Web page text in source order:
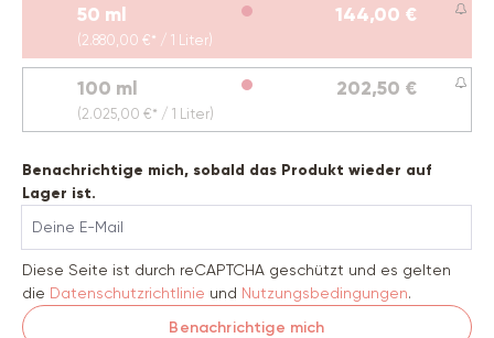
50 ml
(2.880,00 €* / 1 Liter)
144,00 €
(Diese Option ist zurzeit nicht verfügbar.)
100 ml
(2.025,00 €* / 1 Liter)
202,50 €
(Diese Option ist zurzeit nicht verfügbar.)
Benachrichtige mich, sobald das Produkt wieder auf
Lager ist.
Diese Seite ist durch reCAPTCHA geschützt und es gelten
die Datenschutzrichtlinie und Nutzungsbedingungen.
Benachrichtige mich